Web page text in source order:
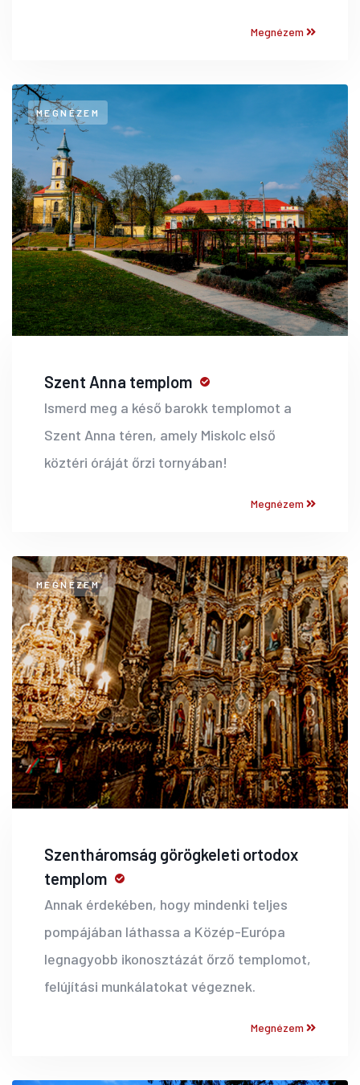
Megnézem
MEGNÉZEM
Szent Anna templom
Ismerd meg a késő barokk templomot a
Szent Anna téren, amely Miskolc első
köztéri óráját őrzi tornyában!
Megnézem
MEGNÉZEM
Szentháromság görögkeleti ortodox
templom
Annak érdekében, hogy mindenki teljes
pompájában láthassa a Közép-Európa
legnagyobb ikonosztázát őrző templomot,
felújítási munkálatokat végeznek.
Megnézem